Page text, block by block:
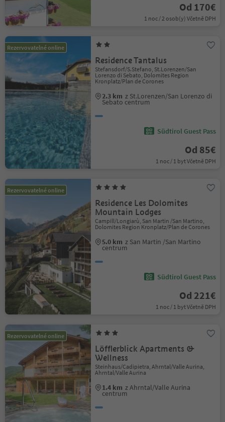
Od 170€
1 noc / 2 osob(y) Včetně DPH
Rezervovatelné online
Residence Tantalus
Stefansdorf/S.Stefano, St.Lorenzen/San
Lorenzo di Sebato, Dolomites Region
Kronplatz/Plan de Corones
2.3 km z St.Lorenzen/San Lorenzo di
Sebato centrum
Südtirol Guest Pass
Od 85€
1 noc / 1 byt Včetně DPH
Rezervovatelné online
Residence Les Dolomites
Mountain Lodges
Campill/Longiarù, San Martin /San Martino,
Dolomites Region Kronplatz/Plan de Corones
5.0 km z San Martin /San Martino
centrum
Südtirol Guest Pass
Od 221€
1 noc / 1 byt Včetně DPH
Rezervovatelné online
Löfflerblick Apartments &
Wellness
Steinhaus/Cadipietra, Ahrntal/Valle Aurina,
Ahrntal/Valle Aurina
1.4 km z Ahrntal/Valle Aurina
centrum